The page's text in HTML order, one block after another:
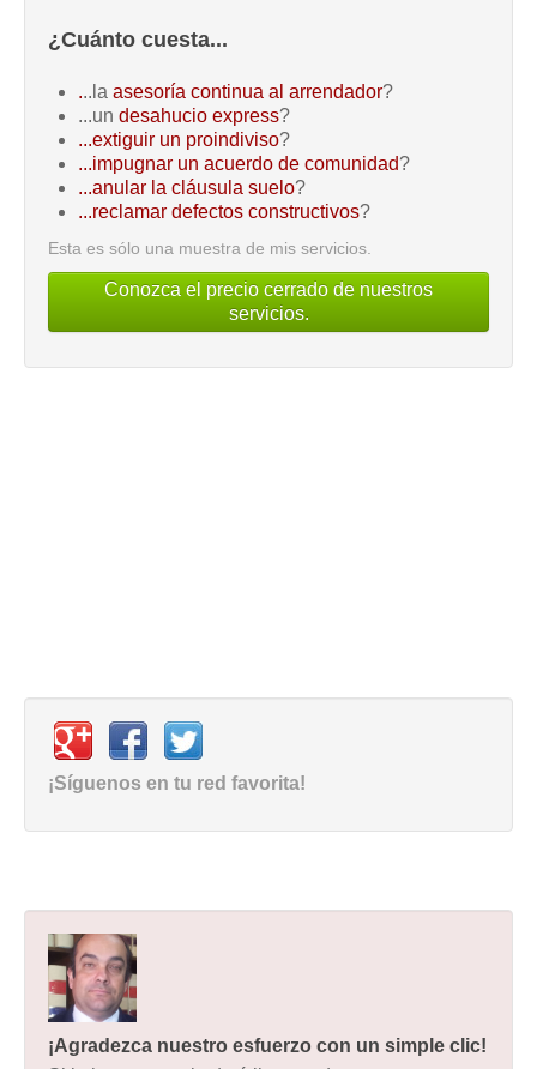
¿Cuánto cuesta...
...la asesoría continua al arrendador?
...un desahucio express?
...extiguir un proindiviso?
...impugnar un acuerdo de comunidad?
...anular la cláusula suelo?
...reclamar defectos constructivos?
Esta es sólo una muestra de mis servicios.
Conozca el precio cerrado de nuestros
servicios.
¡Síguenos en tu red favorita!
¡Agradezca nuestro esfuerzo con un simple clic!